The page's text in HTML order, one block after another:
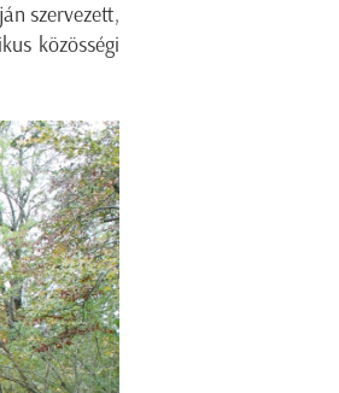
szervezett,
közösségi